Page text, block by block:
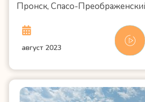
Пронск, Спасо-
август 2023